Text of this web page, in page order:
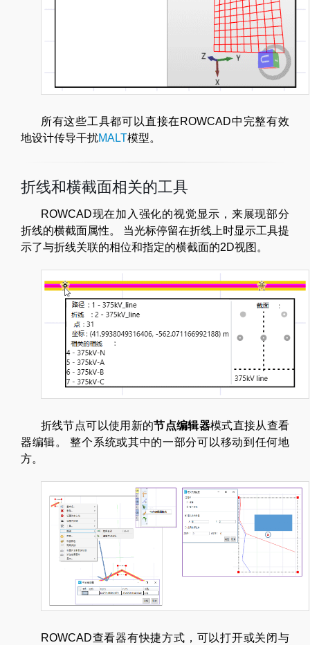
所有这些工具都可以直接在ROWCAD中完整有效
地设计传导干扰MALT模型。
折线和横截面相关的工具
ROWCAD现在加入强化的视觉显示，来展现部分
折线的横截面属性。 当光标停留在折线上时显示工具提
示了与折线关联的相位和指定的横截面的2D视图。
折线节点可以使用新的节点编辑器模式直接从查看
器编辑。 整个系统或其中的一部分可以移动到任何地
方。
ROWCAD查看器有快捷方式，可以打开或关闭与